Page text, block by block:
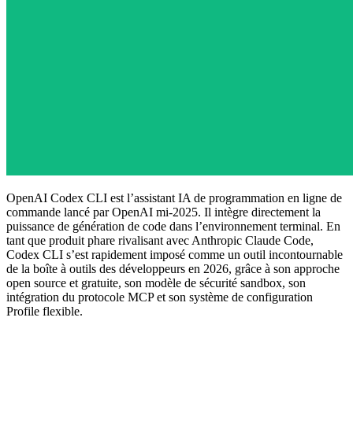
OpenAI Codex CLI est l’assistant IA de programmation en ligne de
commande lancé par OpenAI mi-2025. Il intègre directement la
puissance de génération de code dans l’environnement terminal. En
tant que produit phare rivalisant avec Anthropic Claude Code,
Codex CLI s’est rapidement imposé comme un outil incontournable
de la boîte à outils des développeurs en 2026, grâce à son approche
open source et gratuite, son modèle de sécurité sandbox, son
intégration du protocole MCP et son système de configuration
Profile flexible.